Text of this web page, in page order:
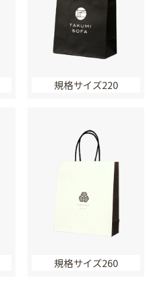
規格サイズ220
規格サイズ260